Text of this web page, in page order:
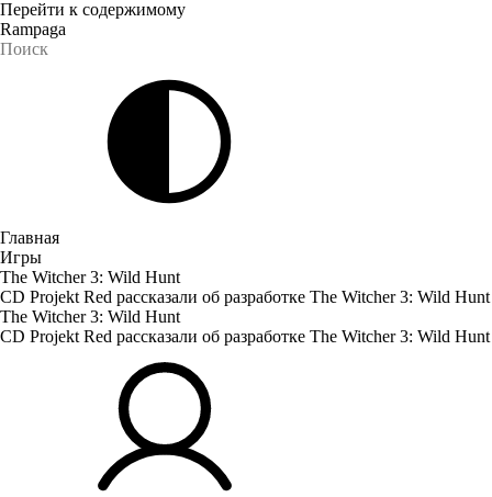
Перейти к содержимому
Rampaga
Главная
Игры
The Witcher 3: Wild Hunt
CD Projekt Red рассказали об разработке The Witcher 3: Wild Hunt
The Witcher 3: Wild Hunt
CD Projekt Red рассказали об разработке The Witcher 3: Wild Hunt